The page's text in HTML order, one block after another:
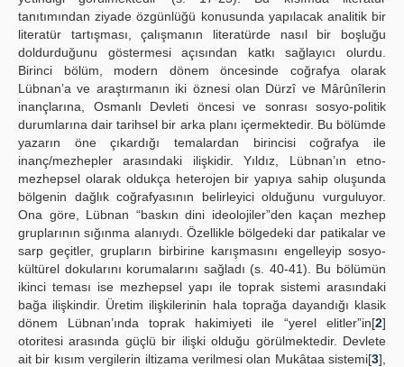
tanıtımından ziyade özgünlüğü konusunda yapılacak analitik bir
literatür tartışması, çalışmanın literatürde nasıl bir boşluğu
doldurduğunu göstermesi açısından katkı sağlayıcı olurdu.
Birinci bölüm, modern dönem öncesinde coğrafya olarak
Lübnan’a ve araştırmanın iki öznesi olan Dürzî ve Mârûnîlerin
inançlarına, Osmanlı Devleti öncesi ve sonrası sosyo-politik
durumlarına dair tarihsel bir arka planı içermektedir. Bu bölümde
yazarın öne çıkardığı temalardan birincisi coğrafya ile
inanç/mezhepler arasındaki ilişkidir. Yıldız, Lübnan’ın etno-
mezhepsel olarak oldukça heterojen bir yapıya sahip oluşunda
bölgenin dağlık coğrafyasının belirleyici olduğunu vurguluyor.
Ona göre, Lübnan “baskın dini ideolojiler”den kaçan mezhep
gruplarının sığınma alanıydı. Özellikle bölgedeki dar patikalar ve
sarp geçitler, grupların birbirine karışmasını engelleyip sosyo-
kültürel dokularını korumalarını sağladı (s. 40-41). Bu bölümün
ikinci teması ise mezhepsel yapı ile toprak sistemi arasındaki
bağa ilişkindir. Üretim ilişkilerinin hala toprağa dayandığı klasik
dönem Lübnan’ında toprak hakimiyeti ile “yerel elitler”in[2]
otoritesi arasında güçlü bir ilişki olduğu görülmektedir. Devlete
ait bir kısım vergilerin iltizama verilmesi olan Mukâtaa sistemi[3],